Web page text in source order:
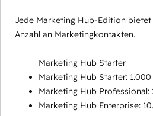
Jede Marketing Hub-Edition
Anzahl an Marketingkontakten.
Marketing Hub Starter
Marketing Hub Starter:
Marketing Hub
Marketing Hub Enterprise: